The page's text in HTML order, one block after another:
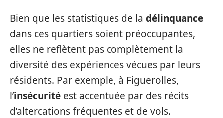
Bien que les statistiques de la délinquance
dans ces quartiers soient préoccupantes,
elles ne reflètent pas complètement la
diversité des expériences vécues par leurs
résidents. Par exemple, à Figuerolles,
l’insécurité est accentuée par des récits
d’altercations fréquentes et de vols.